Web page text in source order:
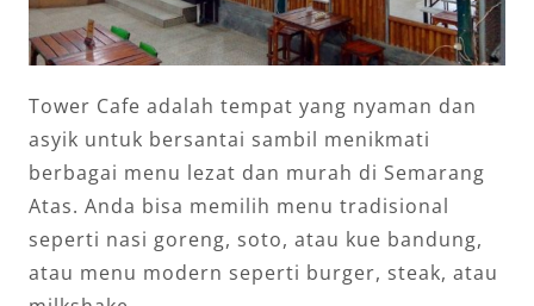
Tower Cafe adalah tempat yang nyaman dan
asyik untuk bersantai sambil menikmati
berbagai menu lezat dan murah di Semarang
Atas. Anda bisa memilih menu tradisional
seperti nasi goreng, soto, atau kue bandung,
atau menu modern seperti burger, steak, atau